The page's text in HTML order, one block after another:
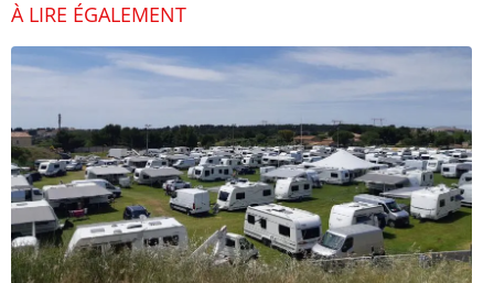
À LIRE ÉGALEMENT